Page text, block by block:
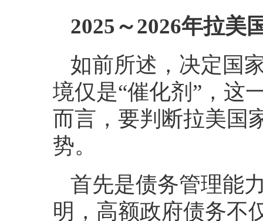
2025～2026年拉美
如前所述，决定国
境仅是“催化剂”，这
而言，要判断拉美国
势。
首先是债务管理能
明，高额政府债务不